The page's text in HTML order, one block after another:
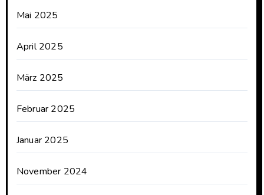
Mai 2025
April 2025
März 2025
Februar 2025
Januar 2025
November 2024